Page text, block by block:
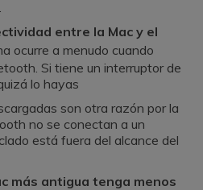
entre la Mac y el
ocurre a menudo cuando
Si tiene un interruptor de
lo hayas
son otra razón por la
no se conectan a un
está fuera del alcance del
más antigua tenga menos